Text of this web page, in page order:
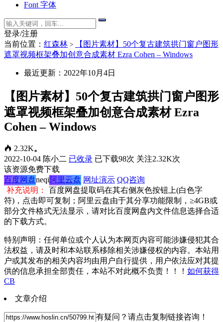
Font 字体
登录/注册
当前位置： 红森林 >
【图片素材】50个复古建筑拱门窗户图形
遮罩视频框架叠加创意合成素材 Ezra Cohen – Windows
最近更新：2022年10月4日
【图片素材】50个复古建筑拱门窗户图形
遮罩视频框架叠加创意合成素材 Ezra
Cohen – Windows
2.32K。
2022-10-04 陈小二 已收录 已下载98次 关注2.32K次
该资源免费下载
百度网盘neqi阿里云盘 网址演示 QQ咨询
补充说明：
百度网盘提取码在其右侧灰色按钮上(白色字
符)，点击即可复制；阿里云盘由于其分享功能限制，≥4GB或
部分文件格式无法显示，请对比百度网盘内文件信息选择合适
的下载方式。
特别声明：任何单位或个人认为本网页内容可能涉嫌侵犯其合
法权益，请及时和本站联系移除相关涉嫌侵权的内容。本站用
户或其发布的相关内容均由用户自行提供，用户依法应对其提
供的信息承担全部责任，本站不对此概不负责！！！ 如何获得
CB
文章介绍
有疑问？请点击复制链接咨询！